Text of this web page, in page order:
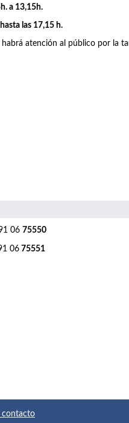
a 13,15h.
las 17,15 h.
atención al público por la
06 75550
06 75551
contacto